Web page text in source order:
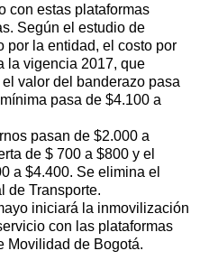
con estas plataformas
Según el estudio de
por la entidad, el costo por
la vigencia 2017, que
valor del banderazo pasa
pasa de $4.100 a
pasan de $2.000 a
de $ 700 a $800 y el
a $4.400. Se elimina el
de Transporte.
iniciará la inmovilización
con las plataformas
Movilidad de Bogotá.